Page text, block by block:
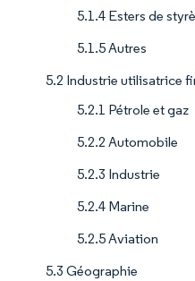
5.1.4 Esters de
5.1.5 Autres
5.2 Industrie utilisatrice
5.2.1 Pétrole et gaz
5.2.2 Automobile
5.2.3 Industrie
5.2.4 Marine
5.2.5 Aviation
5.3 Géographie